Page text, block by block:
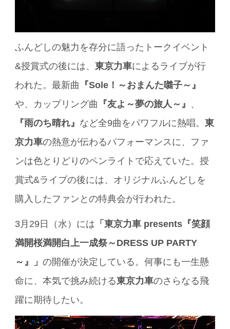
ふんどしの魅力を存分に語ったトークイベント
&授賞式の後には、東京力車によるライブが行
われた。最新曲
『Sole！～おまんた囃子～』
や、カップリング曲
『友よ～夢の旅人～』 、
『雨のち晴れ』 など全9曲をパワフルに熱唱。東
京力車の熱意が伝わるパフォーマンスに、ファ
ンは色とりどりのペンライトで応えていた。授
賞式&ライブの後には、オリジナルふんどしを
購入したファンとの特典会が行われた。
3月29日（水）には 「東京力車 presents『笑顔
満開桜満開白上一成祭～DRESS UP PARTY
～』」の開催が決定している。何事にも一生懸
命に、本気で挑み続ける東京力車のさらなる飛
躍に期待したい。